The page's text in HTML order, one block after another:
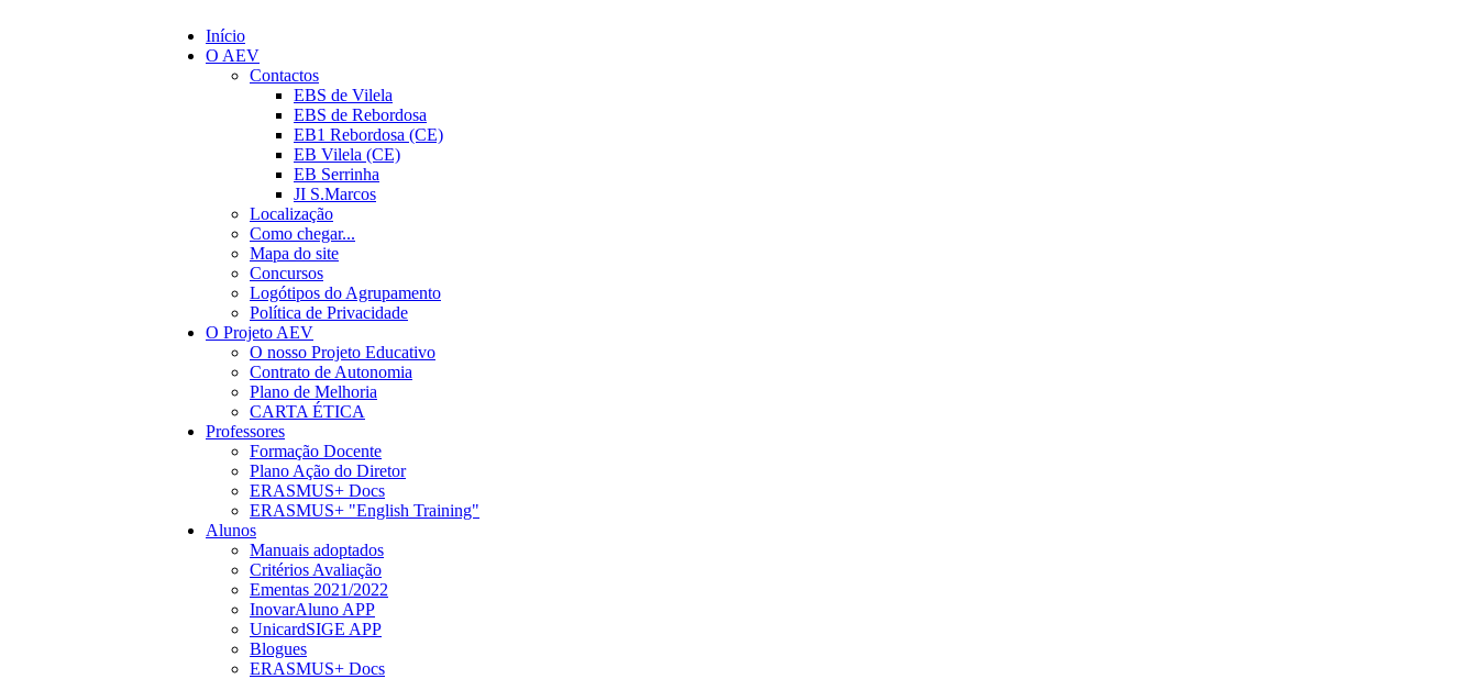
Início
O AEV
Contactos
EBS de Vilela
EBS de Rebordosa
EB1 Rebordosa (CE)
EB Vilela (CE)
EB Serrinha
JI S.Marcos
Localização
Como chegar...
Mapa do site
Concursos
Logótipos do Agrupamento
Política de Privacidade
O Projeto AEV
O nosso Projeto Educativo
Contrato de Autonomia
Plano de Melhoria
CARTA ÉTICA
Professores
Formação Docente
Plano Ação do Diretor
ERASMUS+ Docs
ERASMUS+ "English Training"
Alunos
Manuais adoptados
Critérios Avaliação
Ementas 2021/2022
InovarAluno APP
UnicardSIGE APP
Blogues
ERASMUS+ Docs